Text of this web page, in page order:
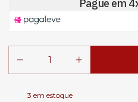
3 em estoque